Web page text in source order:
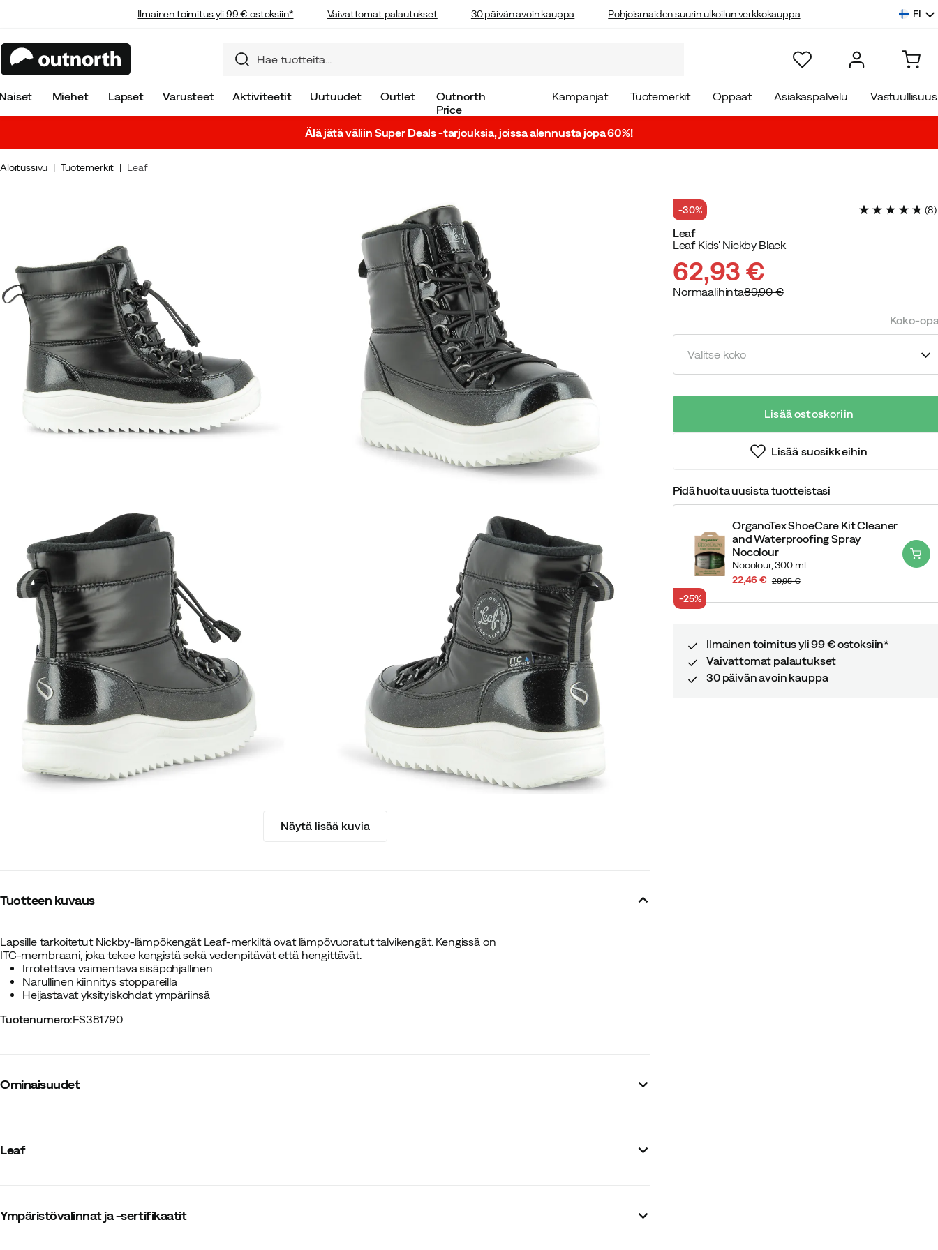
Ilmainen toimitus yli 99 € ostoksiin* Vaivattomat palautukset 30 päivän avoin kauppa Pohjoismaiden suurin ulkoilun verkkokauppa FI
Miehet Lapset Varusteet Aktiviteetit Uutuudet Outlet
Outnorth
Price
Kampanjat Tuotemerkit Oppaat Asiakaspalvelu Vastuullisuus
Älä jätä väliin Super Deals -tarjouksia, joissa alennusta jopa 60%!
Aloitussivu Tuotemerkit Leaf
Näytä lisää kuvia
Tuotteen kuvaus
Lapsille tarkoitetut Nickby-lämpökengät Leaf-merkiltä ovat lämpövuoratut talvikengät. Kengissä on
ITC-membraani, joka tekee kengistä sekä vedenpitävät että hengittävät.
Irrotettava vaimentava sisäpohjallinen
Narullinen kiinnitys stoppareilla
Heijastavat yksityiskohdat ympäriinsä
Tuotenumero:FS381790
Ominaisuudet
Ulkopohja
Ympäristövalinnat ja -sertifikaatit:Fluorihiilitön kyllästys
Leaf
Ympäristövalinnat ja -sertifikaatit
-30% (8)
Leaf
Leaf Kids' Nickby Black
discounted
62,93 €
original
Normaalihinta89,90 €
Koko-
Valitse koko
Lisää ostoskoriin
Lisää suosikkeihin
Pidä huolta uusista tuotteistasi
OrganoTex ShoeCare Kit Cleaner
and Waterproofing Spray
Nocolour
Nocolour,300 ml
22,46 € 29,95 €
-25%
Ilmainen toimitus yli 99 € ostoksiin*
Vaivattomat palautukset
30 päivän avoin kauppa